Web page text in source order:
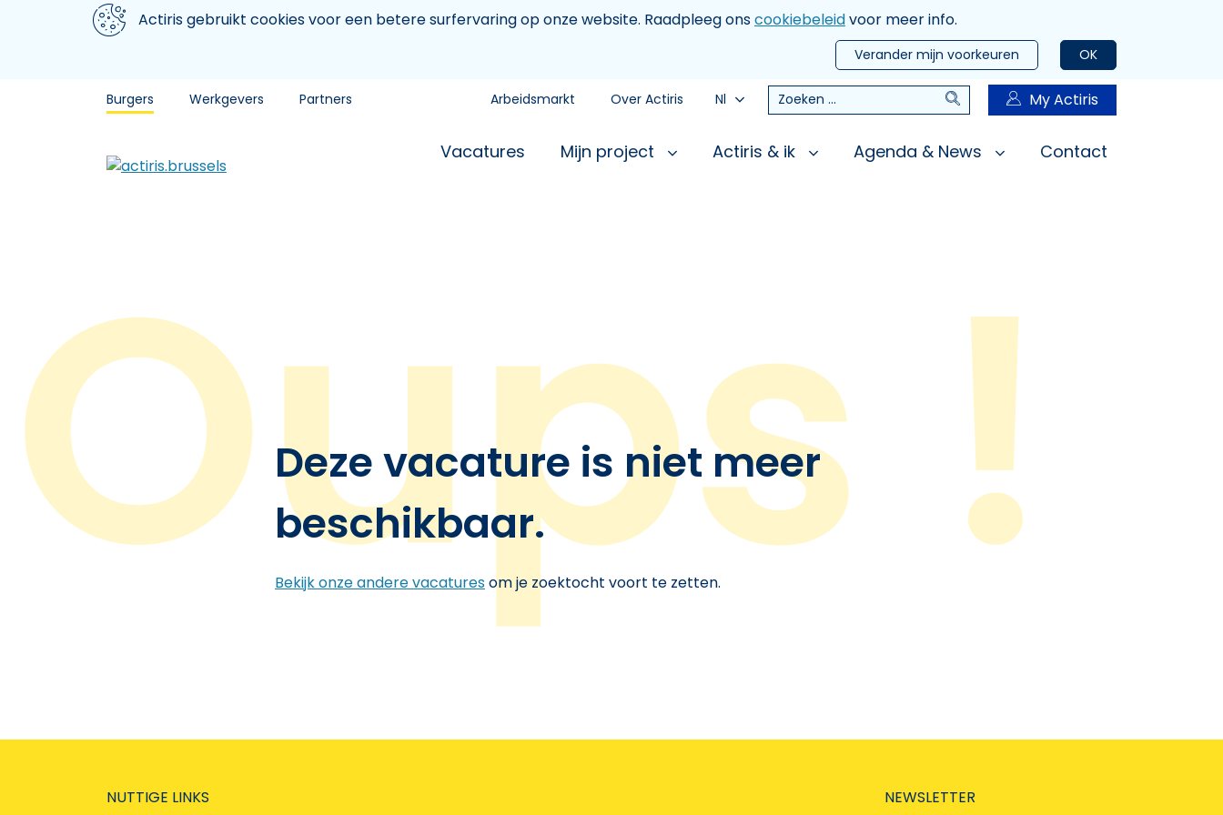
Aller au contenu principal
We gebruiken cookiesActiris gebruikt cookies voor een betere surfervaring op onze website. Raadpleeg onscookiebeleidvoor meer info.
OK
Verander mijn voorkeuren
Burgers Werkgevers Partners Arbeidsmarkt Over Actiris Nl Zoeken Zoeken My Actiris
Vacatures Mijn project Actiris & ik Agenda & News Contact
Deze vacature is niet meer
beschikbaar.
Bekijk onze andere vacaturesom je zoektocht voort te zetten.
NUTTIGE LINKS NEWSLETTER